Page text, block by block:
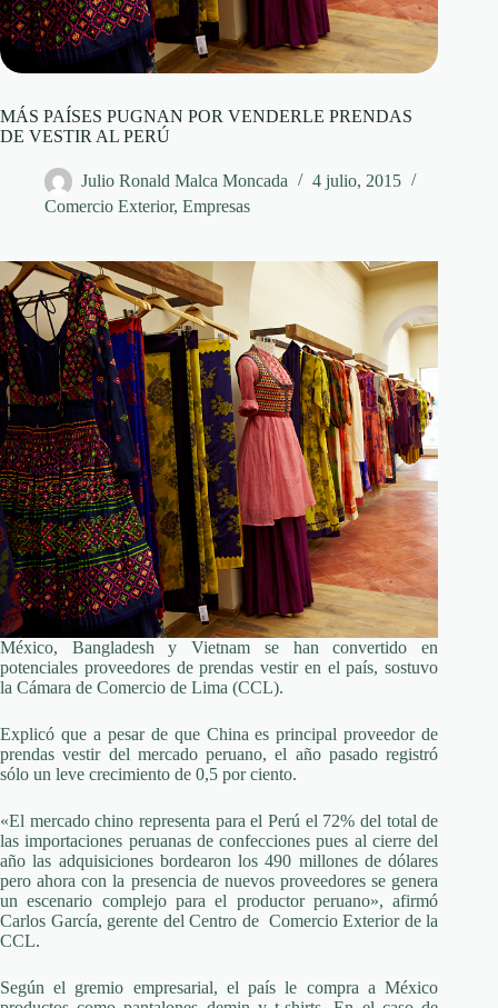
MÁS PAÍSES PUGNAN POR VENDERLE PRENDAS
DE VESTIR AL PERÚ
Julio Ronald Malca Moncada
4 julio, 2015
Comercio Exterior, Empresas
México, Bangladesh y Vietnam se han convertido en
potenciales proveedores de prendas vestir en el país, sostuvo
la Cámara de Comercio de Lima (CCL).
Explicó que a pesar de que China es principal proveedor de
prendas vestir del mercado peruano, el año pasado registró
sólo un leve crecimiento de 0,5 por ciento.
«El mercado chino representa para el Perú el 72% del total de
las importaciones peruanas de confecciones pues al cierre del
año las adquisiciones bordearon los 490 millones de dólares
pero ahora con la presencia de nuevos proveedores se genera
un escenario complejo para el productor peruano», afirmó
Carlos García, gerente del Centro de Comercio Exterior de la
CCL.
Según el gremio empresarial, el país le compra a México